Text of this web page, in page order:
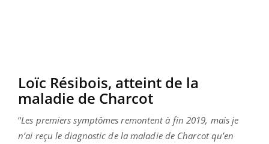
Loïc Résibois, atteint de la
maladie de Charcot
“Les premiers symptômes remontent à fin 2019, mais je
n’ai reçu le diagnostic de la maladie de Charcot qu’en